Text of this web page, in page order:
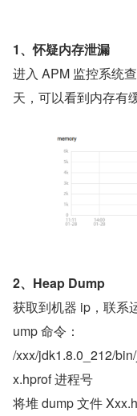
1、怀疑内存泄漏
进入 APM 监控系统
天，可以看到内存有
2、Heap Dump
获取到机器 ip，联系
ump 命令：
/xxx/jdk1.8.0_212/
x.hprof 进程号
将堆 dump 文件